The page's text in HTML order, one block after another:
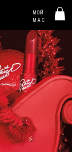
МОЙ
M·A·C